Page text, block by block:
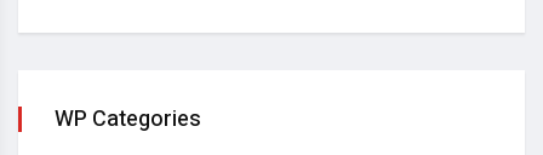
WP Categories